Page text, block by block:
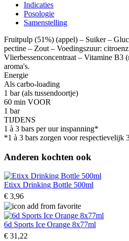
Indicaties
Posologie
Samenstelling
Fruitpulp (51%) (appel) – Suiker –
pectine – Zout – Voedingszuur:
Vlierbessenconcentraat – Vitamine B3
aroma's.
Energie
Als carbo-loading
1 bar (als tussendoortje)
60 min VOOR
1 bar
TIJDENS
1 à 3 bars per uur inspanning*
*1 à 3 bars zorgen voor respectievelijk
Anderen kochten ook
Etixx Drinking Bottle 500ml
€ 3,96
6d Sports Ice Orange 8x77ml
€ 31,22